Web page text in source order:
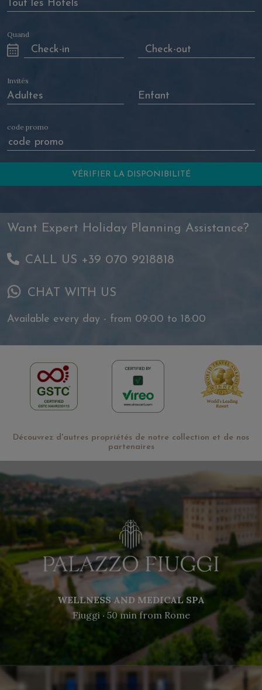
Quand
Invités
code promo
Want Expert Holiday Planning Assistance?
CALL US +39 070 9218818
CHAT WITH US
Available every day - from 09:00 to 18:00
Découvrez d'autres propriétés de notre collection et de nos
partenaires
WELLNESS AND MEDICAL SPA
Fiuggi ‧ 50 min from Rome